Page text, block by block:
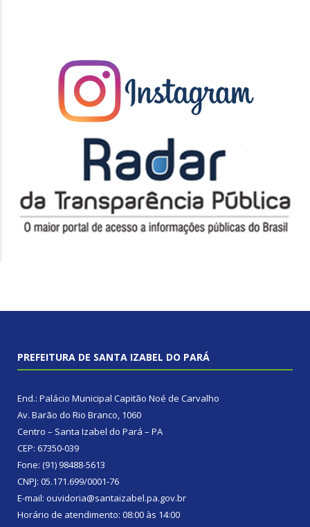
PREFEITURA DE SANTA IZABEL DO PARÁ
End.: Palácio Municipal Capitão Noé de Carvalho
Av. Barão do Rio Branco, 1060
Centro – Santa Izabel do Pará – PA
CEP: 67350-039
Fone: (91) 98488-5613
CNPJ: 05.171.699/0001-76
E-mail: ouvidoria@santaizabel.pa.gov.br
Horário de atendimento: 08:00 às 14:00